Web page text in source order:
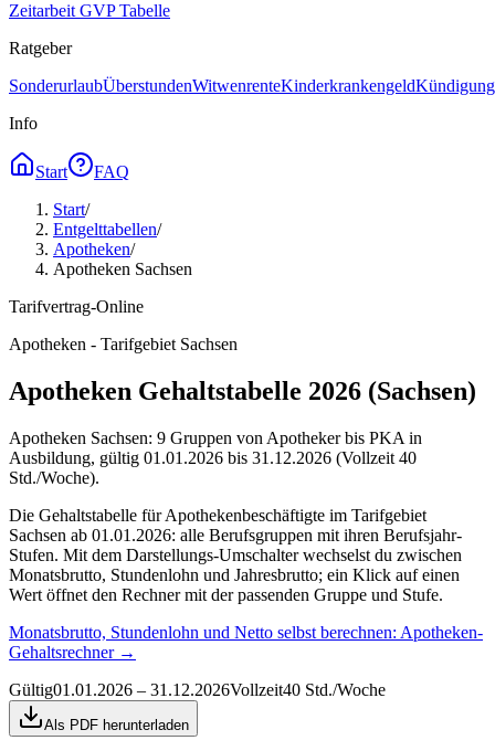
Zeitarbeit GVP Tabelle
Ratgeber
SonderurlaubÜberstundenWitwenrenteKinderkrankengeld
Info
Start
FAQ
Start/
Entgelttabellen/
Apotheken/
Apotheken Sachsen
Tarifvertrag-Online
Apotheken - Tarifgebiet Sachsen
Apotheken Gehaltstabelle 2026 (Sachsen)
Apotheken Sachsen: 9 Gruppen von Apotheker bis PKA in
Ausbildung, gültig 01.01.2026 bis 31.12.2026 (Vollzeit 40
Std./Woche).
Die Gehaltstabelle für Apothekenbeschäftigte im Tarifgebiet
Sachsen ab 01.01.2026: alle Berufsgruppen mit ihren Berufsjahr-
Stufen. Mit dem Darstellungs-Umschalter wechselst du zwischen
Monatsbrutto, Stundenlohn und Jahresbrutto; ein Klick auf einen
Wert öffnet den Rechner mit der passenden Gruppe und Stufe.
Monatsbrutto, Stundenlohn und Netto selbst berechnen: Apotheken-
Gehaltsrechner→
Gültig01.01.2026 – 31.12.2026Vollzeit40 Std./Woche
Als PDF herunterladen